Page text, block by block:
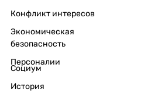
Конфликт интересов
Экономическая
безопасность
Персоналии
Социум
История